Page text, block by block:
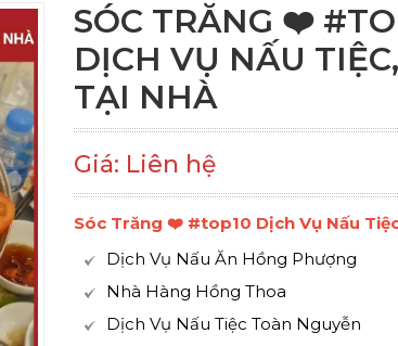
SÓC TRĂNG ❤️️
DỊCH VỤ NẤU
TẠI NHÀ
Giá: Liên hệ
Sóc Trăng ❤️️ #top10 Dịch Vụ Nấu
Dịch Vụ Nấu Ăn Hồng Phượng
Nhà Hàng Hồng Thoa
Dịch Vụ Nấu Tiệc Toàn Nguyễn